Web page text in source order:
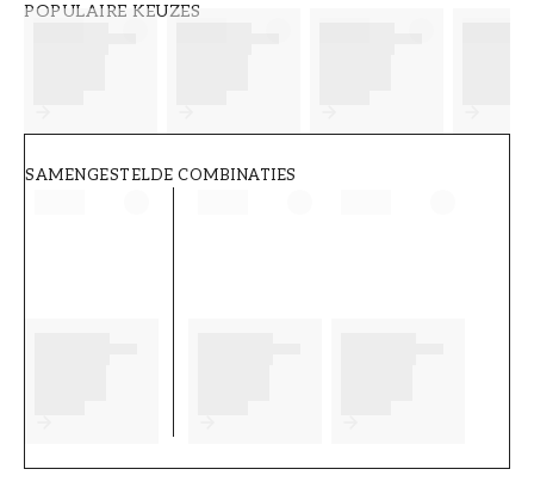
POPULAIRE KEUZES
SAMENGESTELDE COMBINATIES